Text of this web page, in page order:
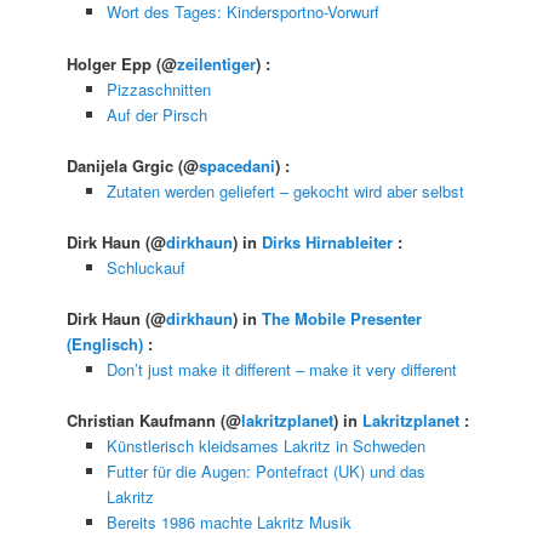
Wort des Tages: Kindersportno-Vorwurf
Holger Epp(@zeilentiger) :
Pizzaschnitten
Auf der Pirsch
Danijela Grgic(@spacedani) :
Zutaten werden geliefert – gekocht wird aber selbst
Dirk Haun(@dirkhaun) in Dirks Hirnableiter :
Schluckauf
Dirk Haun(@dirkhaun) inThe Mobile Presenter
(Englisch) :
Don’t just make it different – make it very different
Christian Kaufmann(@lakritzplanet) in Lakritzplanet :
Künstlerisch kleidsames Lakritz in Schweden
Futter für die Augen: Pontefract (UK) und das
Lakritz
Bereits 1986 machte Lakritz Musik